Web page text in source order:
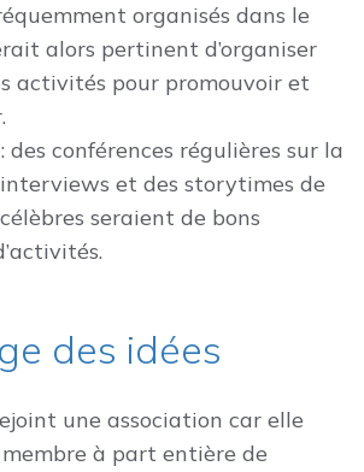
organisés dans le
alors pertinent d’organiser
activités pour promouvoir et
des conférences régulières sur la
interviews et des storytimes de
seraient de bons
des idées
une association car elle
à part entière de